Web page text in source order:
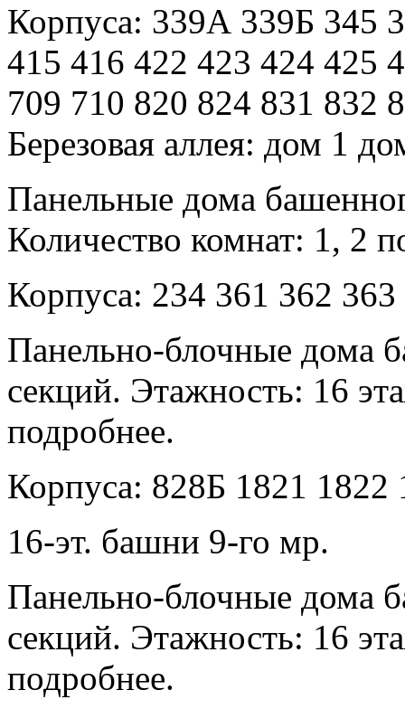
Корпуса: 339А 339Б 345
415 416 422 423 424 425
709 710 820 824 831 832
Березовая аллея: дом 1
Панельные дома
Количество комнат: 1, 2
Корпуса: 234 361 362
Панельно-блочные дома
секций. Этажность: 16
подробнее.
Корпуса: 828Б 1821 1822
16-эт. башни 9-го мр.
Панельно-блочные дома
секций. Этажность: 16
подробнее.